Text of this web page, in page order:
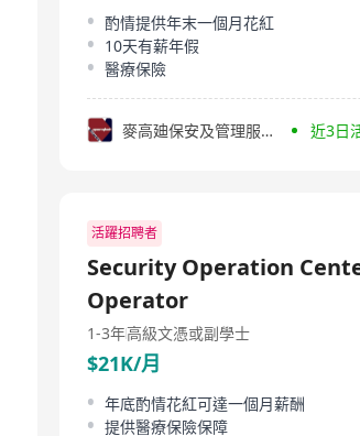
酌情提供年末一個月花紅
10天有薪年假
醫療保險
麥高廸保安及管理服務有限公司 近3日
活躍招聘者
Security Operation
Operator
1-3年高級文憑或副學士
$21K/月
年底酌情花紅可達一個月薪酬
提供醫療保險保障